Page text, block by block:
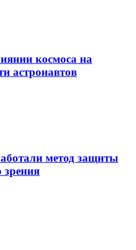
космоса на
астронавтов
метод защиты
зрения